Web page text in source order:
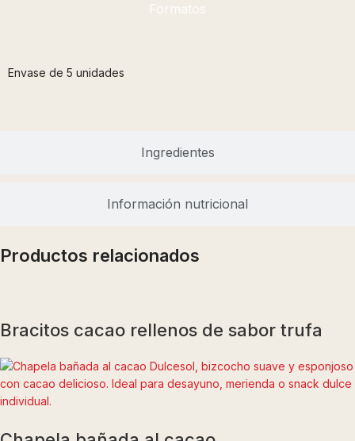
Formatos
Ingredientes
Información nutricional
Envase de 5 unidades
Productos relacionados
Bracitos cacao rellenos de sabor trufa